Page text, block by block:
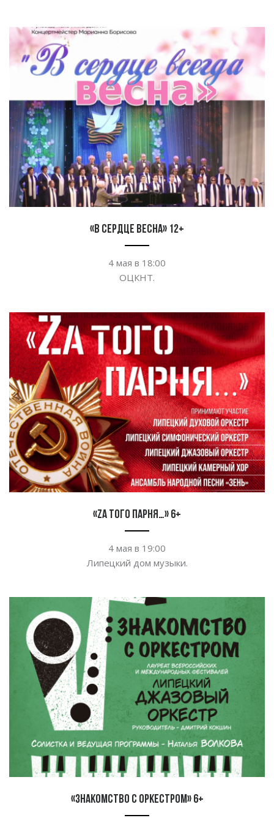
«В сердце весна» 12+
4 мая в 18:00
ОЦКНТ.
«Zа того парня…» 6+
4 мая в 19:00
Липецкий дом музыки.
«Знакомство с оркестром» 6+